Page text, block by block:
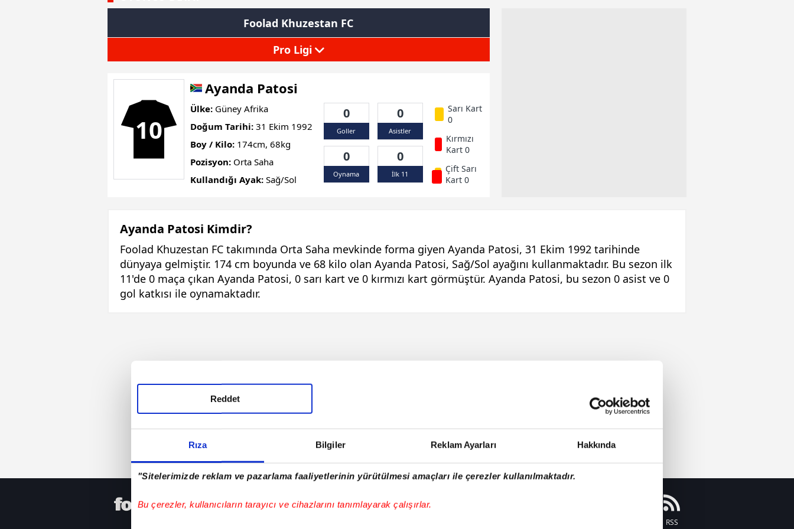
Rıza Bilgiler Reklam Ayarları Hakkında
"Sitelerimizde reklam ve pazarlama faaliyetlerinin yürütülmesi amaçları ile çerezler kullanılmaktadır.
Bu çerezler, kullanıcıların tarayıcı ve cihazlarını tanımlayarak çalışırlar.
Reddet
Foolad Khuzestan FC
Pro Ligi
10
Ayanda Patosi
Ülke: Güney Afrika
Doğum Tarihi: 31 Ekim 1992
Boy / Kilo: 174cm, 68kg
Pozisyon: Orta Saha
Kullandığı Ayak: Sağ/Sol
0
Goller
0
Asistler
0
Oynama
0
İlk 11
Sarı Kart
0
Kırmızı
Kart 0
Çift Sarı
Kart 0
Ayanda Patosi Kimdir?
Foolad Khuzestan FC takımında Orta Saha mevkinde forma giyen Ayanda Patosi, 31 Ekim 1992 tarihinde
dünyaya gelmiştir. 174 cm boyunda ve 68 kilo olan Ayanda Patosi, Sağ/Sol ayağını kullanmaktadır. Bu sezon ilk
11'de 0 maça çıkan Ayanda Patosi, 0 sarı kart ve 0 kırmızı kart görmüştür. Ayanda Patosi, bu sezon 0 asist ve 0
gol katkısı ile oynamaktadır.
HER YERDE!
RSS